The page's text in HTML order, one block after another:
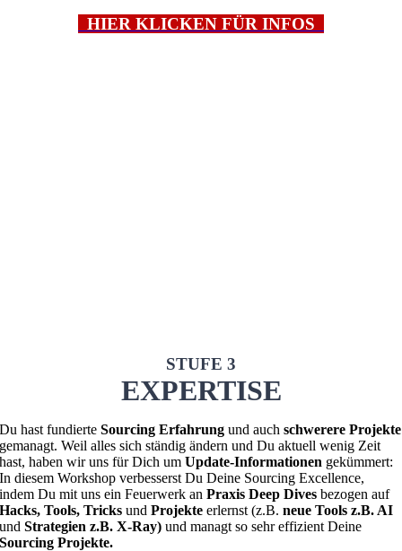
HIER KLICKEN FÜR INFOS
STUFE 3
EXPERTISE
Du hast fundierteSourcing Erfahrungund auchschwerere Projekte
gemanagt. Weil alles sich ständig ändern und Du aktuell wenig Zeit
hast, haben wir uns für Dich umUpdate-Informationen gekümmert:
In diesem Workshop verbesserst Du Deine Sourcing Excellence,
indem Du mit uns ein Feuerwerk anPraxis Deep Dives bezogen auf
Hacks, Tools, TricksundProjekteerlernst (z.B.neue Tools z.B. AI
undStrategien z.B.X-Ray)und managt so sehr effizient Deine
Sourcing Projekte.